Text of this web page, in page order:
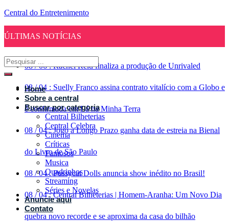
Central do Entretenimento
ÚLTIMAS NOTÍCIAS
08 / 06 : Rachel Reid finaliza a produção de Unrivaled
08 / 04 : Suelly Franco assina contrato vitalício com a Globo e
é confirmada em Lá na Minha Terra
08 / 04 : Jogo a Longo Prazo ganha data de estreia na Bienal
do Livro de São Paulo
08 / 04 : Pussycat Dolls anuncia show inédito no Brasil!
08 / 04 : Central Bilheterias | Homem-Aranha: Um Novo Dia
quebra novo recorde e se aproxima da casa do bilhão
Home
Sobre a central
Buscar por categoria
Central Bilheterias
Central Celebra
Cinema
Críticas
Famosos
Musica
Quadrinhos
Streaming
Séries e Novelas
Anuncie aqui
Contato